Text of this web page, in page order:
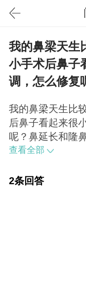
我的鼻梁天生
小手术后鼻子
调，怎么修复
我的鼻梁天生比
后鼻子看起来很
呢？鼻延长和隆鼻
查看全部
2条回答